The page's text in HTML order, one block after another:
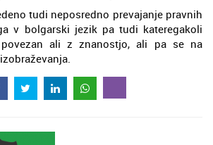
tudi neposredno prevajanje pravnih
v bolgarski jezik pa tudi kateregakoli
ali z znanostjo, ali pa se na